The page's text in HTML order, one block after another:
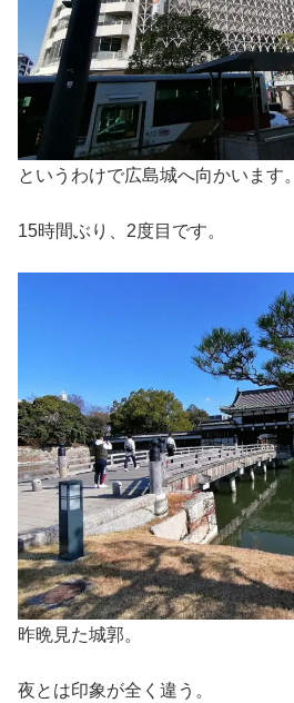
というわけで広島城へ向かいます。
15時間ぶり、2度目です。
昨晩見た城郭。
夜とは印象が全く違う。